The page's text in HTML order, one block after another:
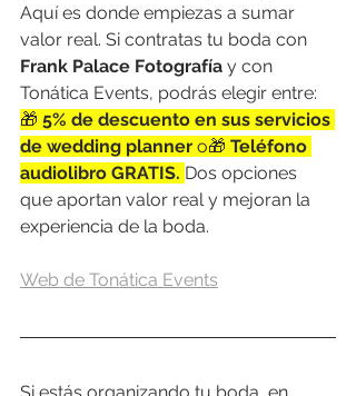
Aquí es donde empiezas a sumar
valor real. Si contratas tu boda con
Frank Palace Fotografía y con
Tonática Events, podrás elegir entre:
🎁 5% de descuento en sus servicios
de wedding planner o🎁 Teléfono
audiolibro GRATIS. Dos opciones
que aportan valor real y mejoran la
experiencia de la boda.
Web de Tonática Events